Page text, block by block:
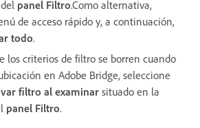
panel Filtro.Como alternativa,
de acceso rápido y, a continuación,
todo.
los criterios de filtro se borren cuando
en Adobe Bridge, seleccione
filtro al examinar situado en la
panel Filtro.